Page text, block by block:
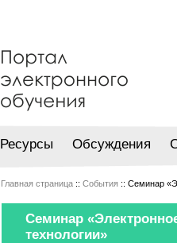
Ресурсы Обсуждения
Главная страница :: События :: Семинар
Семинар
технологии»